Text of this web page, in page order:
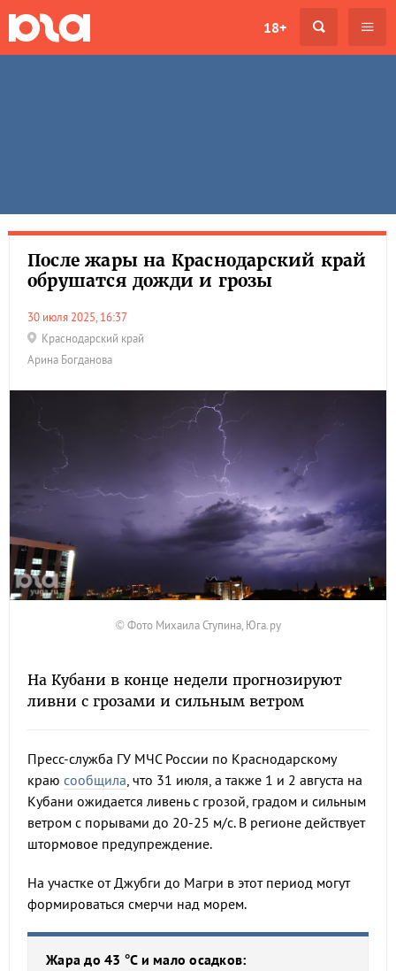
18+
После жары на Краснодарский край
обрушатся дожди и грозы
30 июля 2025, 16:37
Краснодарский край
Арина Богданова
© Фото Михаила Ступина, Юга.ру
На Кубани в конце недели прогнозируют
ливни с грозами и сильным ветром
Пресс-служба ГУ МЧС России по Краснодарскому
краю сообщила, что 31 июля, а также 1 и 2 августа на
Кубани ожидается ливень с грозой, градом и сильным
ветром с порывами до 20-25 м/с. В регионе действует
штормовое предупреждение.
На участке от Джубги до Магри в этот период могут
формироваться смерчи над морем.
Жара до 43 °C и мало осадков: